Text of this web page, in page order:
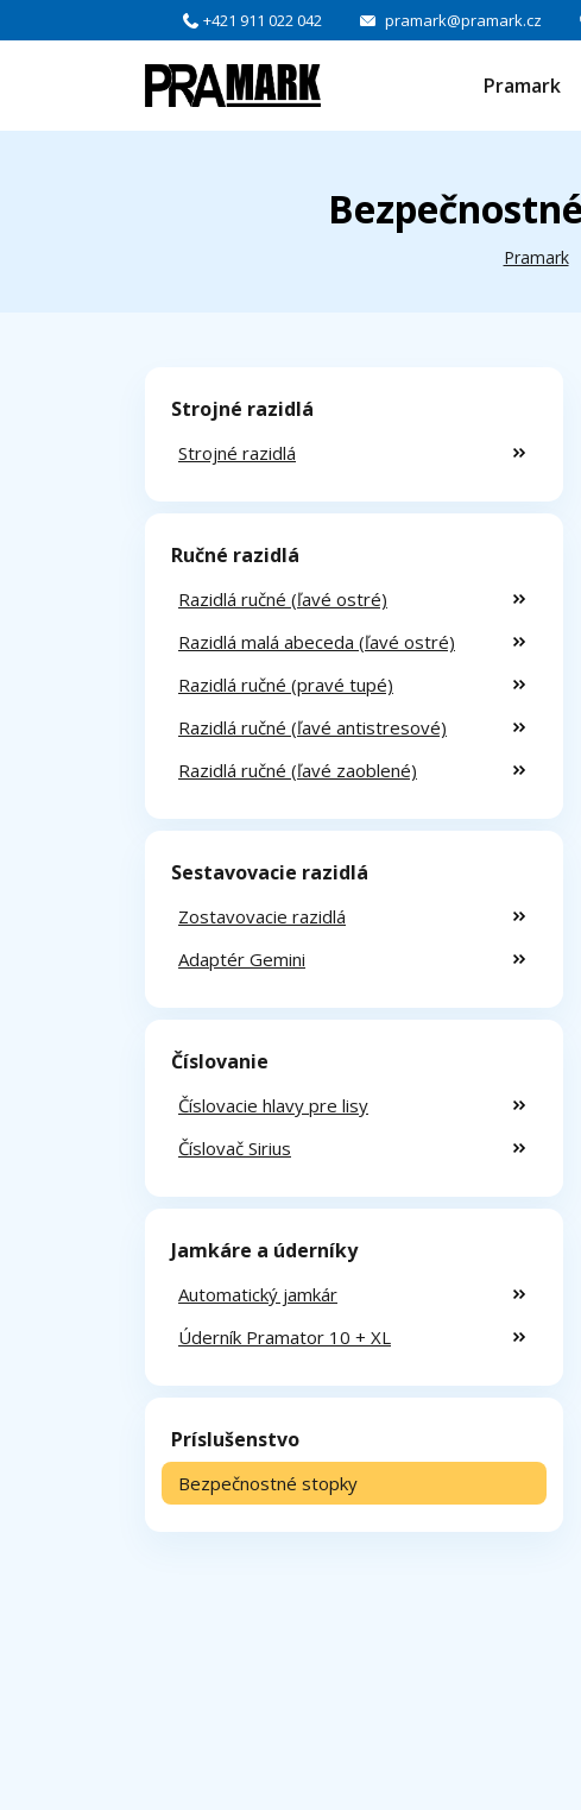
+421 911 022 042 pramark@pramark.cz
Pramark
Pramark
Strojné razidlá
Strojné razidlá
Ručné razidlá
Razidlá ručné (ľavé ostré)
Razidlá malá abeceda (ľavé ostré)
Razidlá ručné (pravé tupé)
Razidlá ručné (ľavé antistresové)
Razidlá ručné (ľavé zaoblené)
Sestavovacie razidlá
Zostavovacie razidlá
Adaptér Gemini
Číslovanie
Číslovacie hlavy pre lisy
Číslovač Sirius
Jamkáre a úderníky
Automatický jamkár
Úderník Pramator 10 + XL
Príslušenstvo
Bezpečnostné stopky